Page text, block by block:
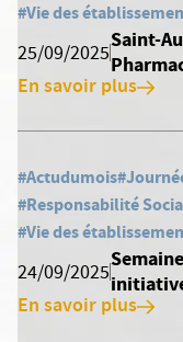
#Vie des
25/09/2025
Saint-
En savoir plus
#Actudumois
#Responsabilité
#Vie des
24/09/2025
En savoir plus